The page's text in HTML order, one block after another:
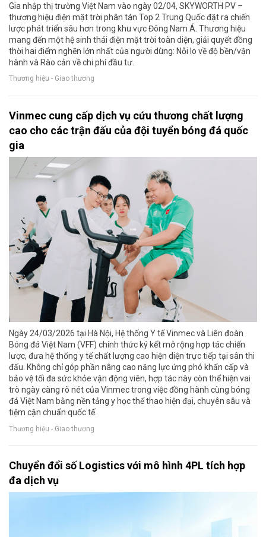
Gia nhập thị trường Việt Nam vào ngày 02/04, SKYWORTH PV –
thương hiệu điện mặt trời phân tán Top 2 Trung Quốc đặt ra chiến
lược phát triển sâu hơn trong khu vực Đông Nam Á. Thương hiệu
mang đến một hệ sinh thái điện mặt trời toàn diện, giải quyết đồng
thời hai điểm nghẽn lớn nhất của người dùng: Nỗi lo về độ bền/vận
hành và Rào cản về chi phí đầu tư.
Thương hiệu - Giao thương
Vinmec cung cấp dịch vụ cứu thương chất lượng
cao cho các trận đấu của đội tuyển bóng đá quốc
gia
Ngày 24/03/2026 tại Hà Nội, Hệ thống Y tế Vinmec và Liên đoàn
Bóng đá Việt Nam (VFF) chính thức ký kết mở rộng hợp tác chiến
lược, đưa hệ thống y tế chất lượng cao hiện diện trực tiếp tại sân thi
đấu. Không chỉ góp phần nâng cao năng lực ứng phó khẩn cấp và
bảo vệ tối đa sức khỏe vận động viên, hợp tác này còn thể hiện vai
trò ngày càng rõ nét của Vinmec trong việc đồng hành cùng bóng
đá Việt Nam bằng nền tảng y học thể thao hiện đại, chuyên sâu và
tiệm cận chuẩn quốc tế.
Thương hiệu - Giao thương
Chuyển đổi số Logistics với mô hình 4PL tích hợp
đa dịch vụ